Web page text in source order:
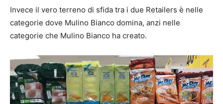
Invece il vero terreno di sfida tra i due Retailers è nelle
categorie dove Mulino Bianco domina, anzi nelle
categorie che Mulino Bianco ha creato.